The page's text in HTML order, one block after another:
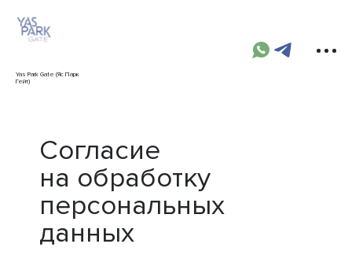
Yas Park Gate (Яс Парк
Гейт)
Согласие
на обработку
персональных
данных